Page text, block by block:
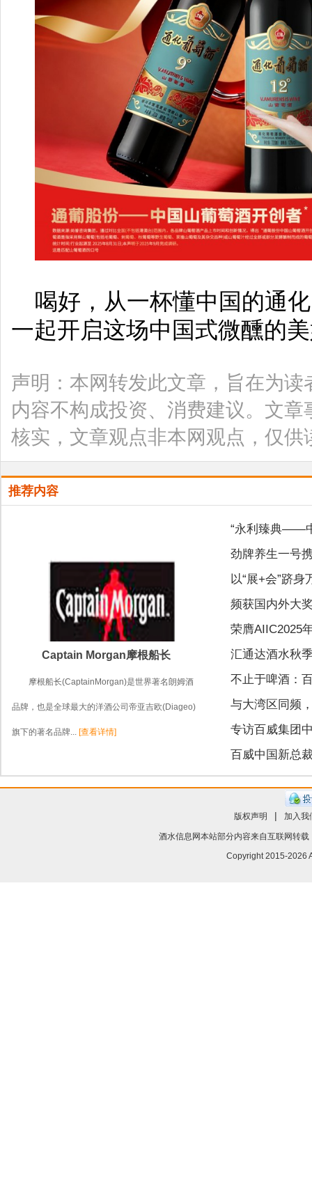
喝好，从一杯懂中国的通
一起开启这场中国式微醺的
声明：本网转发此文章，旨在为
内容不构成投资、消费建议。文
核实，文章观点非本网观点，仅供
推荐内容
Captain Morgan摩根船长
摩根船长(CaptainMorgan)是世界著名朗姆酒
品牌，也是全球最大的洋酒公司帝亚吉欧(Diageo)
旗下的著名品牌... [查看详情]
“永利臻典——
劲牌养生一号
以“展+会”跻
频获国内外大
荣膺AIIC2025
汇通达酒水秋
不止于啤酒：
与大湾区同频
专访百威集团
百威中国新总
版权声明 | 加入我
酒水信息网本站部分内容来自互联网转
Copyright 2015-2026